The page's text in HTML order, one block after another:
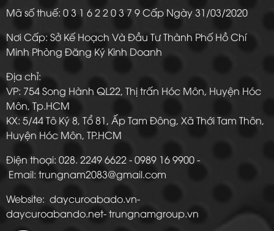
Mã số thuế: 0 3 1 6 2 2 0 3 7 9 Cấp Ngày 31/03/2020
Nơi Cấp: Sở Kế Hoạch Và Đầu Tư Thành Phố Hồ Chí
Minh Phòng Đăng Ký Kinh Doanh
Địa chỉ:
VP: 754 Song Hành QL22, Thị trấn Hóc Môn, Huyện Hóc
Môn, Tp.HCM
KX: 5/44 Tô Ký 8, Tổ 81, Ấp Tam Đông, Xã Thới Tam Thôn,
Huyện Hóc Môn, TP.HCM
Điện thoại: 028. 2249 6622 - 0989 16 9900 -
Email: trungnam2083@gmail.com
Website: daycuroabado.vn-
daycuroabando.net- trungnamgroup.vn